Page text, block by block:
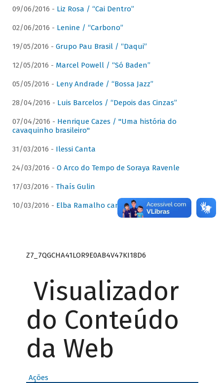
09/06/2016 - Liz Rosa / “Cai Dentro”
02/06/2016 - Lenine / “Carbono”
19/05/2016 - Grupo Pau Brasil / “Daqui”
12/05/2016 - Marcel Powell / “Só Baden”
05/05/2016 - Leny Andrade / “Bossa Jazz”
28/04/2016 - Luis Barcelos / “Depois das Cinzas”
07/04/2016 - Henrique Cazes / "Uma história do
cavaquinho brasileiro"
31/03/2016 - Ilessi Canta
24/03/2016 - O Arco do Tempo de Soraya Ravenle
17/03/2016 - Thaís Gulin
10/03/2016 - Elba Ramalho canta Dominguinhos
Z7_7QGCHA41LOR9E0AB4V47KI18D6
Visualizador
do Conteúdo
da Web
Ações